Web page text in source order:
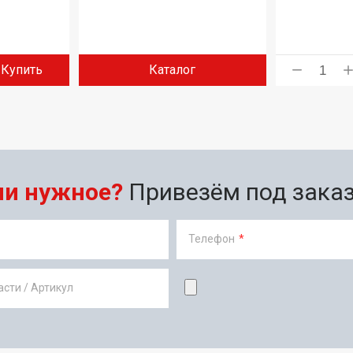
Купить Каталог
нужное? Привезём под
Телефон *
/ Артикул